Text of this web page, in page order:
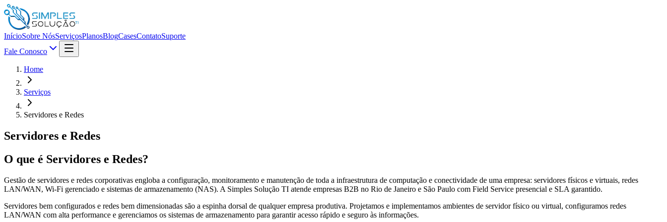
InícioSobre NósServiçosPlanosBlogCasesContatoSuporte
Fale Conosco
Home
Serviços
Servidores e Redes
Servidores e Redes
O que é Servidores e Redes?
Gestão de servidores e redes corporativas engloba a configuração, monitoramento e manutenção de toda a infraestrutura de computação e conectividade de uma empresa: servidores físicos e virtuais, redes
LAN/WAN, Wi-Fi gerenciado e sistemas de armazenamento (NAS). A Simples Solução TI atende empresas B2B no Rio de Janeiro e São Paulo com Field Service presencial e SLA garantido.
Servidores bem configurados e redes bem dimensionadas são a espinha dorsal de qualquer empresa produtiva. Projetamos e implementamos ambientes de servidor físico ou virtual, configuramos redes
LAN/WAN com alta performance e gerenciamos os sistemas de armazenamento para garantir acesso rápido e seguro às informações.